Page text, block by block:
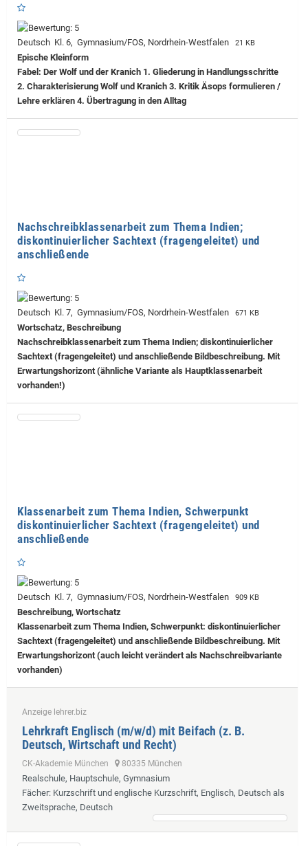
Deutsch Kl. 6, Gymnasium/FOS, Nordrhein-Westfalen 21 KB
Epische Kleinform
Fabel: Der Wolf und der Kranich 1. Gliederung in Handlungsschritte
2. Charakterisierung Wolf und Kranich 3. Kritik Äsops formulieren /
Lehre erklären 4. Übertragung in den Alltag
Nachschreibklassenarbeit zum Thema Indien;
diskontinuierlicher Sachtext (fragengeleitet) und
anschließende
Deutsch Kl. 7, Gymnasium/FOS, Nordrhein-Westfalen 671 KB
Wortschatz, Beschreibung
Nachschreibklassenarbeit zum Thema Indien; diskontinuierlicher
Sachtext (fragengeleitet) und anschließende Bildbeschreibung. Mit
Erwartungshorizont (ähnliche Variante als Hauptklassenarbeit
vorhanden!)
Klassenarbeit zum Thema Indien, Schwerpunkt
diskontinuierlicher Sachtext (fragengeleitet) und
anschließende
Deutsch Kl. 7, Gymnasium/FOS, Nordrhein-Westfalen 909 KB
Beschreibung, Wortschatz
Klassenarbeit zum Thema Indien, Schwerpunkt: diskontinuierlicher
Sachtext (fragengeleitet) und anschließende Bildbeschreibung. Mit
Erwartungshorizont (auch leicht verändert als Nachschreibvariante
vorhanden)
Anzeige lehrer.biz
Lehrkraft Englisch (m/w/d) mit Beifach (z. B.
Deutsch, Wirtschaft und Recht)
CK-Akademie München 80335 München
Realschule, Hauptschule, Gymnasium
Fächer: Kurzschrift und englische Kurzschrift, Englisch, Deutsch als
Zweitsprache, Deutsch